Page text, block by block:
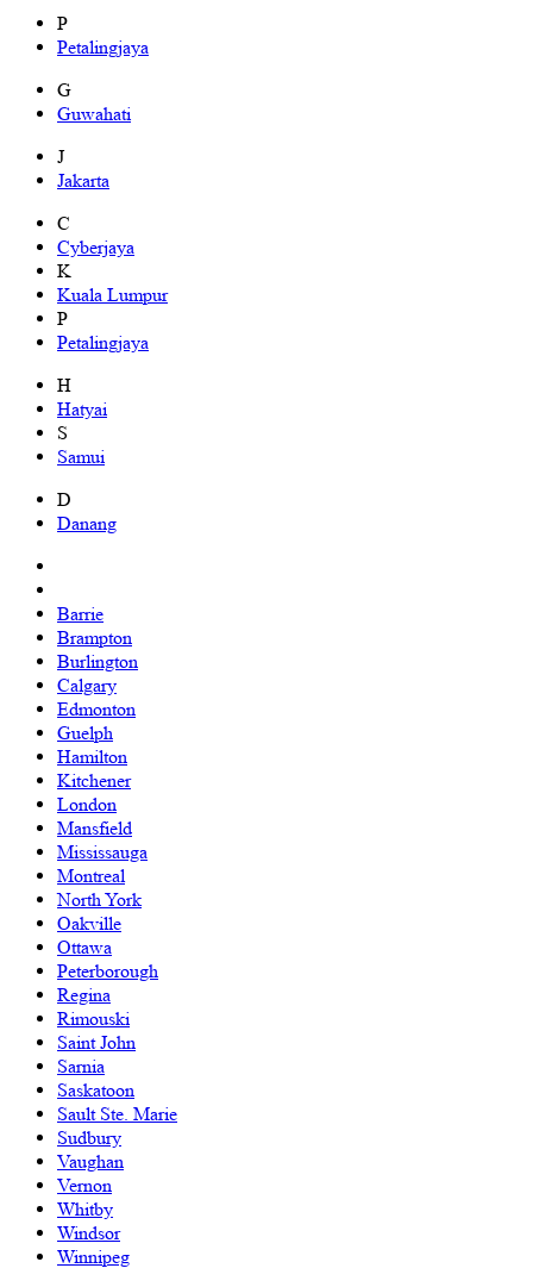
P
Petalingjaya
G
Guwahati
J
Jakarta
C
Cyberjaya
K
Kuala Lumpur
P
Petalingjaya
H
Hatyai
S
Samui
D
Danang
Barrie
Brampton
Burlington
Calgary
Edmonton
Guelph
Hamilton
Kitchener
London
Mansfield
Mississauga
Montreal
North York
Oakville
Ottawa
Peterborough
Regina
Rimouski
Saint John
Sarnia
Saskatoon
Sault Ste. Marie
Sudbury
Vaughan
Vernon
Whitby
Windsor
Winnipeg